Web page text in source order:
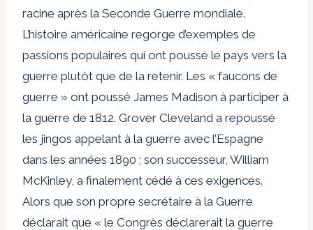
racine après la Seconde Guerre mondiale.
L’histoire américaine regorge d’exemples de
passions populaires qui ont poussé le pays vers la
guerre plutôt que de la retenir. Les « faucons de
guerre » ont poussé James Madison à participer à
la guerre de 1812. Grover Cleveland a repoussé
les jingos appelant à la guerre avec l’Espagne
dans les années 1890 ; son successeur, William
McKinley, a finalement cédé à ces exigences.
Alors que son propre secrétaire à la Guerre
déclarait que « le Congrès déclarerait la guerre